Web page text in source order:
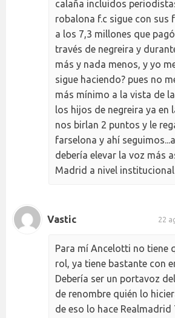
calaña incluidos
robalona f.c sigue con sus
a los 7,3 millones que
través de negreira y
más y nada menos, y yo
sigue haciendo? pues no
más mínimo a la vista de
los hijos de negreira ya en
nos birlan 2 puntos y le
farselona y ahí
debería elevar la voz más
Madrid a nivel institucional
Vastic 22
Para mí Ancelotti no tiene
rol, ya tiene bastante con
Debería ser un portavoz
de renombre quién lo
de eso lo hace